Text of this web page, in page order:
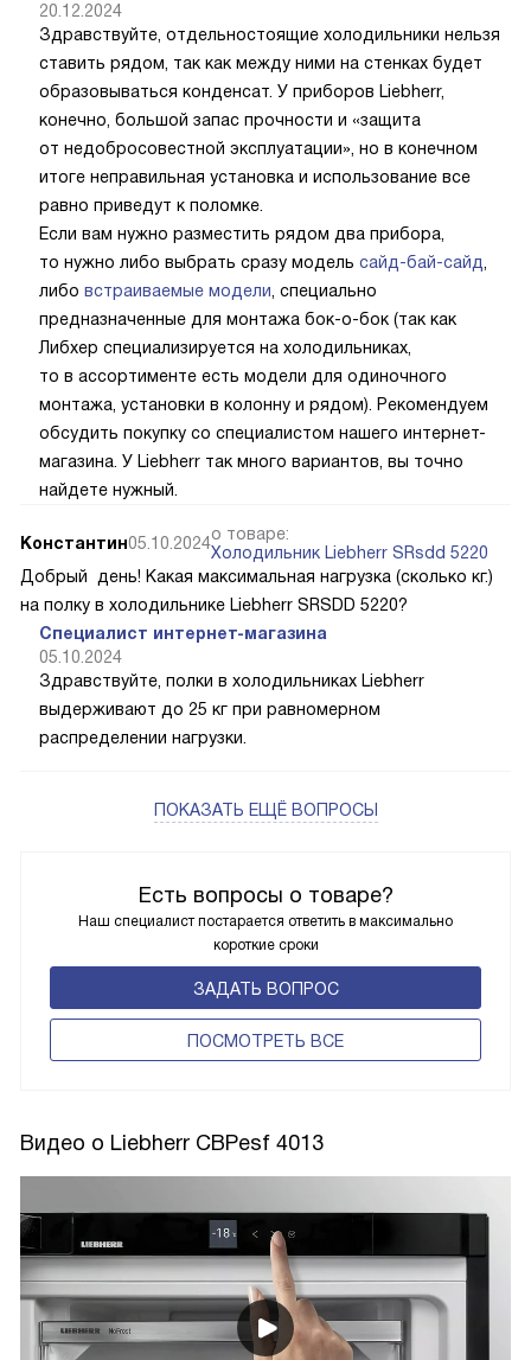
Есть вопросы о товаре?
Наш специалист постарается ответить в максимально
короткие сроки
ЗАДАТЬ ВОПРОС
ПОCМОТРЕТЬ ВСЕ
20.12.2024
Здравствуйте, отдельностоящие холодильники нельзя
ставить рядом, так как между ними на стенках будет
образовываться конденсат. У приборов Liebherr,
конечно, большой запас прочности и «защита
от недобросовестной эксплуатации», но в конечном
итоге неправильная установка и использование все
равно приведут к поломке.
Если вам нужно разместить рядом два прибора,
то нужно либо выбрать сразу модель сайд-бай-сайд
либо встраиваемые модели , специально
предназначенные для монтажа бок-о-бок (так как
Либхер специализируется на холодильниках,
то в ассортименте есть модели для одиночного
монтажа, установки в колонну и рядом). Рекомендуем
обсудить покупку со специалистом нашего интернет-
магазина. У Liebherr так много вариантов, вы точно
найдете нужный.
Константин05.10.2024о товаре:
Холодильник Liebherr SRsdd 5220
Добрый день! Какая максимальная нагрузка (сколько кг.)
на полку в холодильнике Liebherr SRSDD 5220?
Специалист интернет-магазина
05.10.2024
Здравствуйте, полки в холодильниках Liebherr
выдерживают до 25 кг при равномерном
распределении нагрузки.
ПОКАЗАТЬ ЕЩЁ ВОПРОСЫ
Видео о Liebherr CBPesf 4013